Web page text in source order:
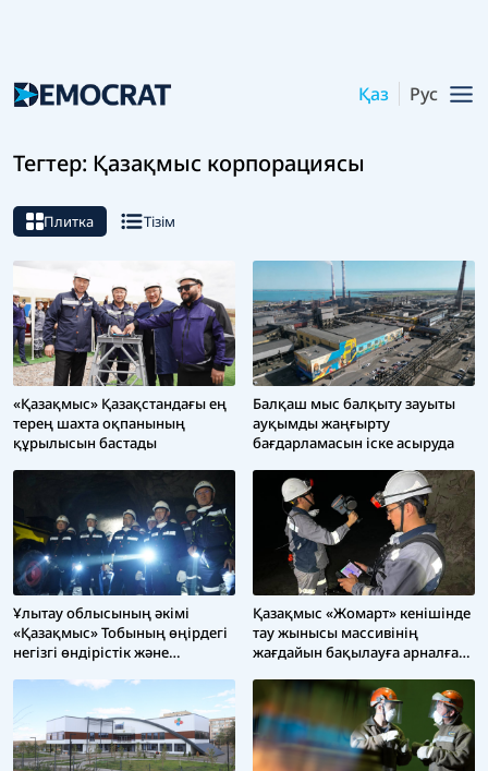
Қаз Рус
Тегтер: Қазақмыс корпорациясы
Плитка Тізім
«Қазақмыс» Қазақстандағы ең
терең шахта оқпанының
құрылысын бастады
Балқаш мыс балқыту зауыты
ауқымды жаңғырту
бағдарламасын іске асыруда
Ұлытау облысының әкімі
«Қазақмыс» Тобының өңірдегі
негізгі өндірістік және
Қазақмыс «Жомарт» кенішінде
тау жынысы массивінің
жағдайын бақылауға арналған
енгізуде